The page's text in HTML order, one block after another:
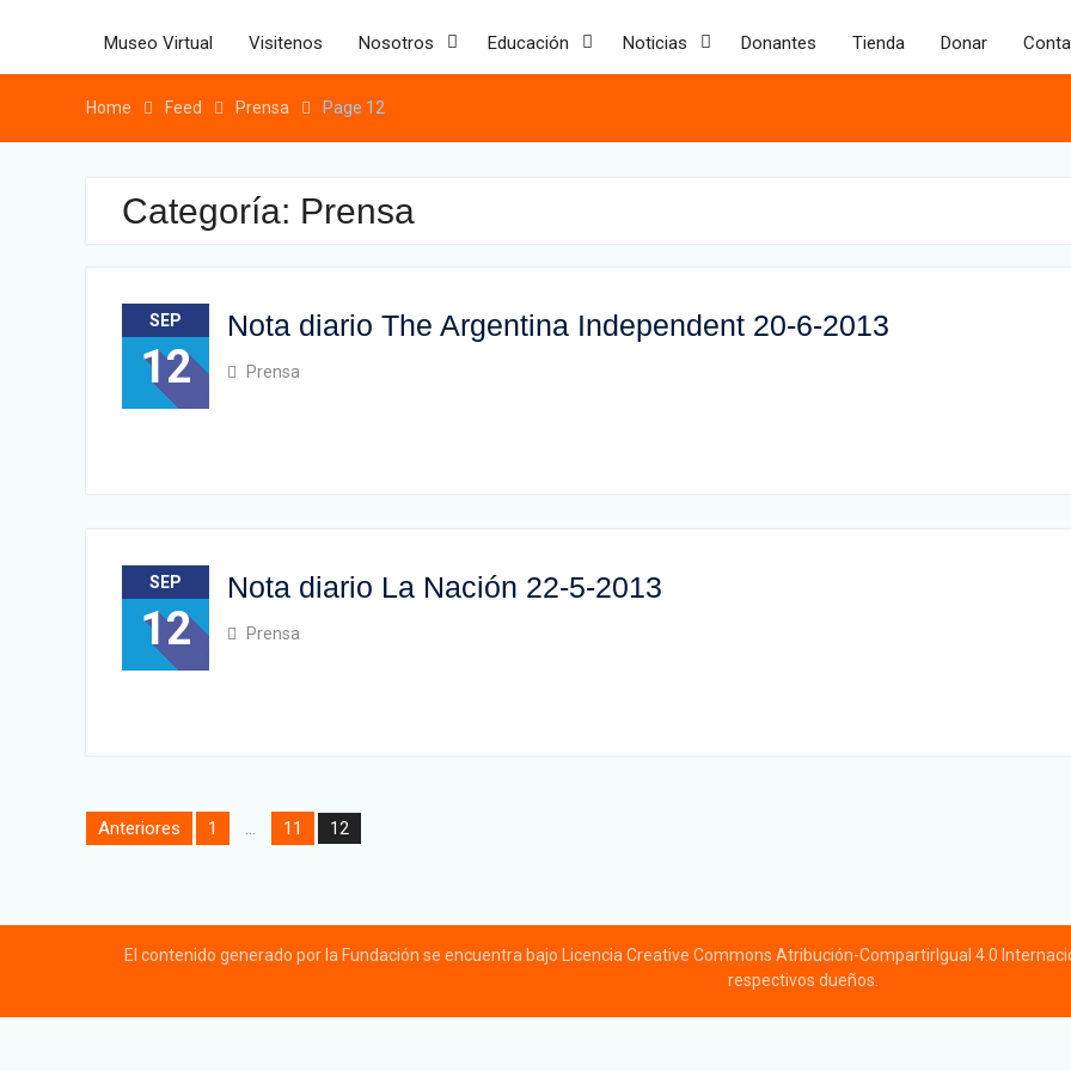
Museo Virtual Visitenos Nosotros Educación Noticias Donantes Tienda Donar
Home Feed Prensa Page 12
Categoría: Prensa
SEP
12
Nota diario The Argentina Independent 20-6-2013
Prensa
SEP
12
Nota diario La Nación 22-5-2013
Prensa
Paginación
de
Anteriores 1 11 12
El contenido generado por la Fundación se encuentra bajo Licencia Creative Commons Atribución-CompartirIgual 4.0
respectivos dueños.